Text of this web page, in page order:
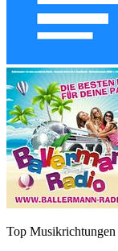
Top Musikrichtungen